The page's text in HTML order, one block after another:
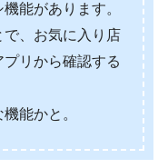
能があります。
、お気に入り店
リから確認する
能かと。